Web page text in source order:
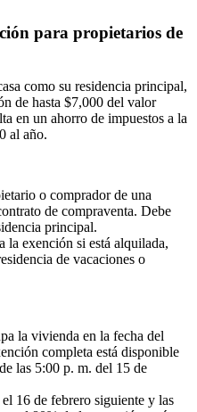
para propietarios de
como su residencia principal,
de hasta $7,000 del valor
en un ahorro de impuestos a la
al año.
o comprador de una
de compraventa. Debe
principal.
exención si está alquilada,
de vacaciones o
la vivienda en la fecha del
completa está disponible
las 5:00 p. m. del 15 de
16 de febrero siguiente y las